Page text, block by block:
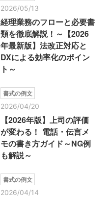
2026/05/13
経理業務のフローと必要書
類を徹底解説！～【2026
年最新版】法改正対応と
DXによる効率化のポイン
ト～
書式の例文
2026/04/20
【2026年版】上司の評価
が変わる！ 電話・伝言メ
モの書き方ガイド～NG例
も解説～
書式の例文
2026/04/14